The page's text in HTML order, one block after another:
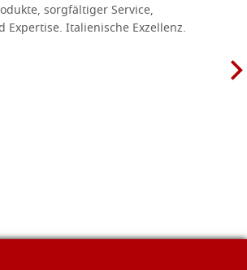
sorgfältiger Service,
Expertise. Italienische Exzellenz.